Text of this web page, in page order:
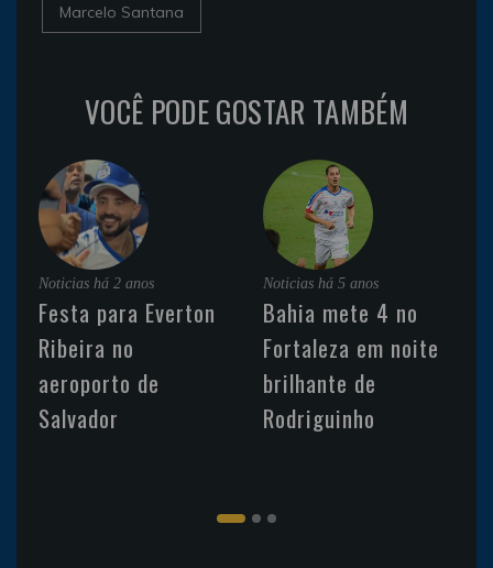
Marcelo Santana
VOCÊ PODE GOSTAR TAMBÉM
Noticias há 2 anos
Festa para Everton
Ribeira no
aeroporto de
Salvador
Noticias há 5 anos
Bahia mete 4 no
Fortaleza em noite
brilhante de
Rodriguinho